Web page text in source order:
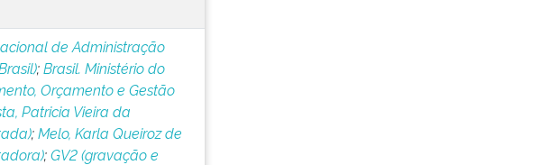
de Administração
;Brasil. Ministério do
Orçamento e Gestão
Patricia Vieira da
;Melo, Karla Queiroz de
;GV2 (gravação e